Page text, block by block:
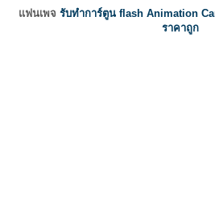
แฟนเพจ รับทำการ์ตูน flash Animation
ราคาถูก